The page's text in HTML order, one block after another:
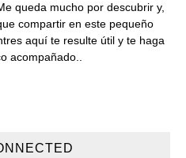
queda mucho por descubrir y,
compartir en este pequeño
aquí te resulte útil y te haga
acompañado..